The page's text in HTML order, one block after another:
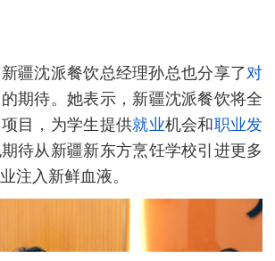
新疆沈派餐饮总经理孙总也分享了对
期待。她表示，新疆沈派餐饮将全
目，为学生提供就业机会和职业发
待从新疆新东方烹饪学校引进更多
注入新鲜血液。